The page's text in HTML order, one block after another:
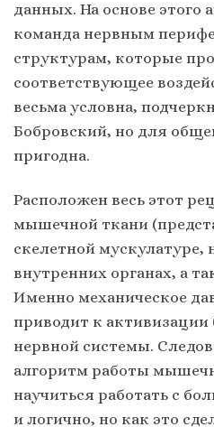
данных. На основе этого
команда нервным
структурам, которые
соответствующее
весьма условна,
Бобровский, но для
пригодна.
Расположен весь этот
мышечной ткани
скелетной мускулатуре,
внутренних органах, а
Именно механическое
приводит к активизации
нервной системы.
алгоритм работы
научиться работать с
и логично, но как это